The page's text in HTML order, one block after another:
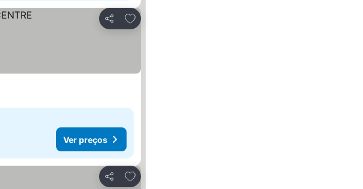
Partilhar
Adicionar aos favoritos
Ver preços
Partilhar
Adicionar aos favoritos